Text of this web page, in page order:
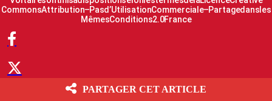
Commons Attribution – Pas d’Utilisation Commerciale – Partage dans les
Mêmes Conditions 2.0 France
PARTAGER CET ARTICLE